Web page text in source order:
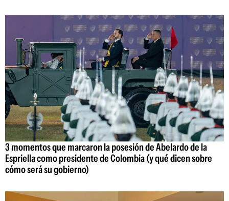
3 momentos que marcaron la posesión de Abelardo de la
Espriella como presidente de Colombia (y qué dicen sobre
cómo será su gobierno)